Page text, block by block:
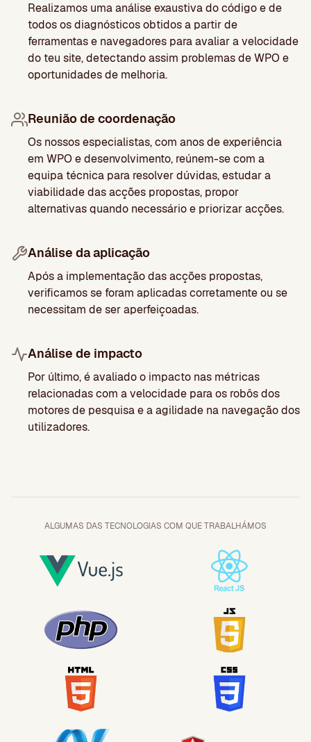
Realizamos uma análise exaustiva do código e de
todos os diagnósticos obtidos a partir de
ferramentas e navegadores para avaliar a velocidade
do teu site, detectando assim problemas de WPO e
oportunidades de melhoria.
Reunião de coordenação
Os nossos especialistas, com anos de experiência
em WPO e desenvolvimento, reúnem-se com a
equipa técnica para resolver dúvidas, estudar a
viabilidade das acções propostas, propor
alternativas quando necessário e priorizar acções.
Análise da aplicação
Após a implementação das acções propostas,
verificamos se foram aplicadas corretamente ou se
necessitam de ser aperfeiçoadas.
Análise de impacto
Por último, é avaliado o impacto nas métricas
relacionadas com a velocidade para os robôs dos
motores de pesquisa e a agilidade na navegação dos
utilizadores.
ALGUMAS DAS TECNOLOGIAS COM QUE TRABALHÁMOS